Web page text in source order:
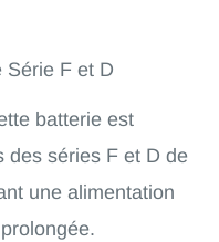
Série F et D
batterie est
des séries F et D de
une alimentation